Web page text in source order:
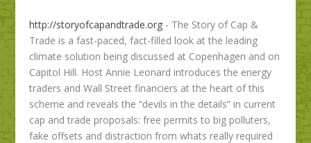
http://storyofcapandtrade.org - The Story of Cap &
Trade is a fast-paced, fact-filled look at the leading
climate solution being discussed at Copenhagen and on
Capitol Hill. Host Annie Leonard introduces the energy
traders and Wall Street financiers at the heart of this
scheme and reveals the “devils in the details” in current
cap and trade proposals: free permits to big polluters,
fake offsets and distraction from whats really required